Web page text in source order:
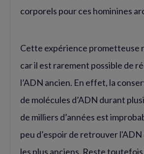
corporels pour ces hominines
Cette expérience prometteuse
car il est rarement possible de
l’ADN ancien. En effet, la
de molécules d’ADN durant
de milliers d’années est
peu d’espoir de retrouver l'ADN
les plus anciens. Reste toutefois